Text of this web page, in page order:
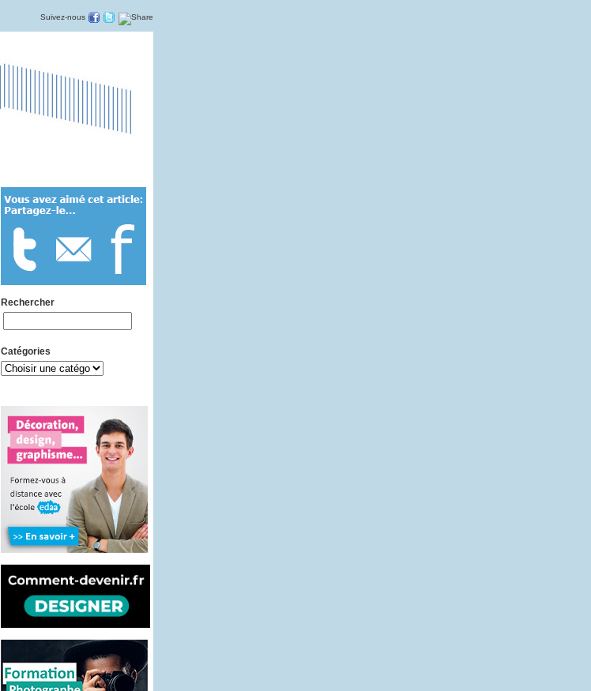
Suivez-nous
Rechercher
Catégories